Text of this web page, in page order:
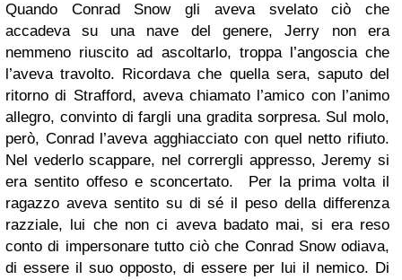
Quando Conrad Snow gli aveva svelato ciò che
accadeva su una nave del genere, Jerry non era
nemmeno riuscito ad ascoltarlo, troppa l’angoscia che
l’aveva travolto. Ricordava che quella sera, saputo del
ritorno di Strafford, aveva chiamato l’amico con l’animo
allegro, convinto di fargli una gradita sorpresa. Sul molo,
però, Conrad l’aveva agghiacciato con quel netto rifiuto.
Nel vederlo scappare, nel corrergli appresso, Jeremy si
era sentito offeso e sconcertato. Per la prima volta il
ragazzo aveva sentito su di sé il peso della differenza
razziale, lui che non ci aveva badato mai, si era reso
conto di impersonare tutto ciò che Conrad Snow odiava,
di essere il suo opposto, di essere per lui il nemico. Di